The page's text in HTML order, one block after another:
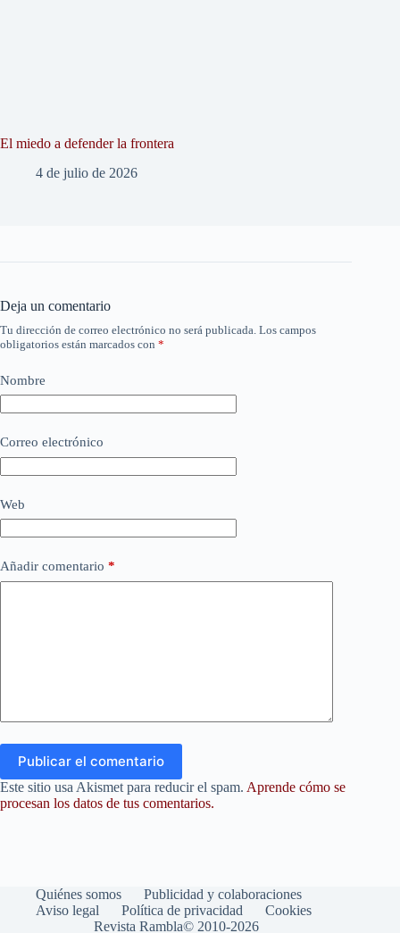
El miedo a defender la frontera
4 de julio de 2026
Deja un comentario
Tu dirección de correo electrónico no será publicada. Los campos
obligatorios están marcados con *
Nombre
Correo electrónico
Web
Añadir comentario *
Publicar el comentario
Este sitio usa Akismet para reducir el spam. Aprende cómo se
procesan los datos de tus comentarios.
Quiénes somos
Publicidad y colaboraciones
Aviso legal
Política de privacidad
Cookies
Revista Rambla© 2010-2026